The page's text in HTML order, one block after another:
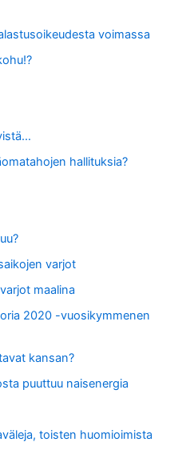
voimassa
hallituksia?
varjot
maalina
2020 -vuosikymmenen
kansan?
puuttuu naisenergia
toisten huomioimista